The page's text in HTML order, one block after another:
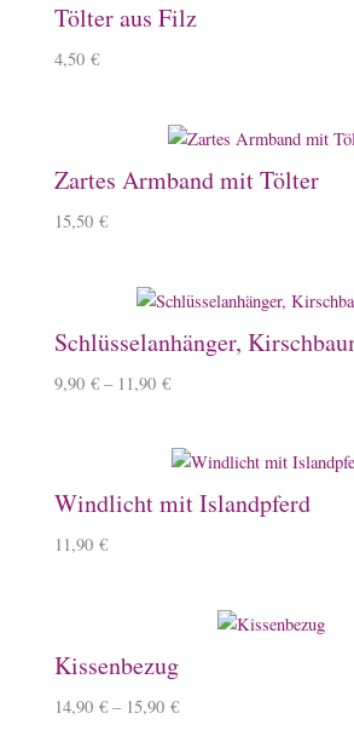
Tölter aus Filz
4,50 €
Zartes Armband mit Tölter
15,50 €
Schlüsselanhänger,
9,90 € – 11,90 €
Windlicht mit Islandpferd
11,90 €
Kissenbezug
14,90 € – 15,90 €